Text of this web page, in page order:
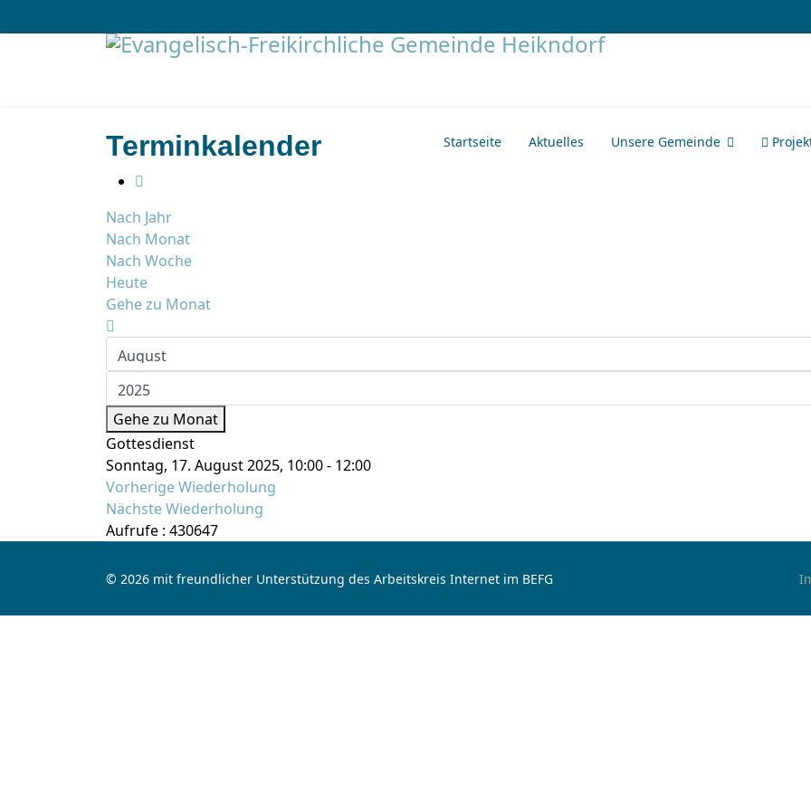
Startseite Aktuelles Unsere Gemeinde
Terminkalender
Nach Jahr
Nach Monat
Nach Woche
Heute
Gehe zu Monat
Gehe zu Monat
Gottesdienst
Sonntag, 17. August 2025, 10:00 - 12:00
Vorherige Wiederholung
Nächste Wiederholung
Aufrufe : 430647
© 2026 mit freundlicher Unterstützung des Arbeitskreis Internet im BEFG